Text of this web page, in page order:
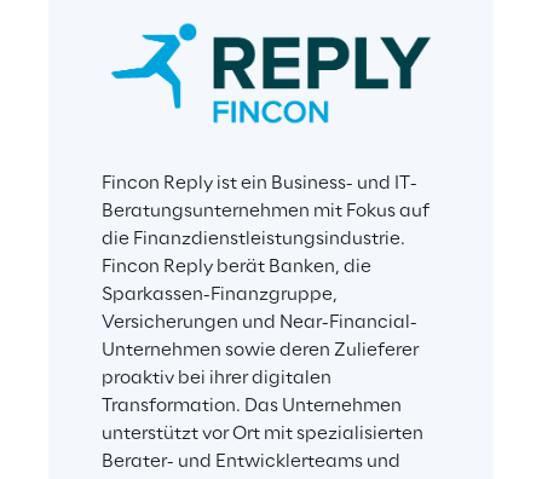
Fincon Reply ist ein Business- und IT-
Beratungsunternehmen mit Fokus auf
die Finanzdienstleistungsindustrie.
Fincon Reply berät Banken, die
Sparkassen-Finanzgruppe,
Versicherungen und Near-Financial-
Unternehmen sowie deren Zulieferer
proaktiv bei ihrer digitalen
Transformation. Das Unternehmen
unterstützt vor Ort mit spezialisierten
Berater- und Entwicklerteams und